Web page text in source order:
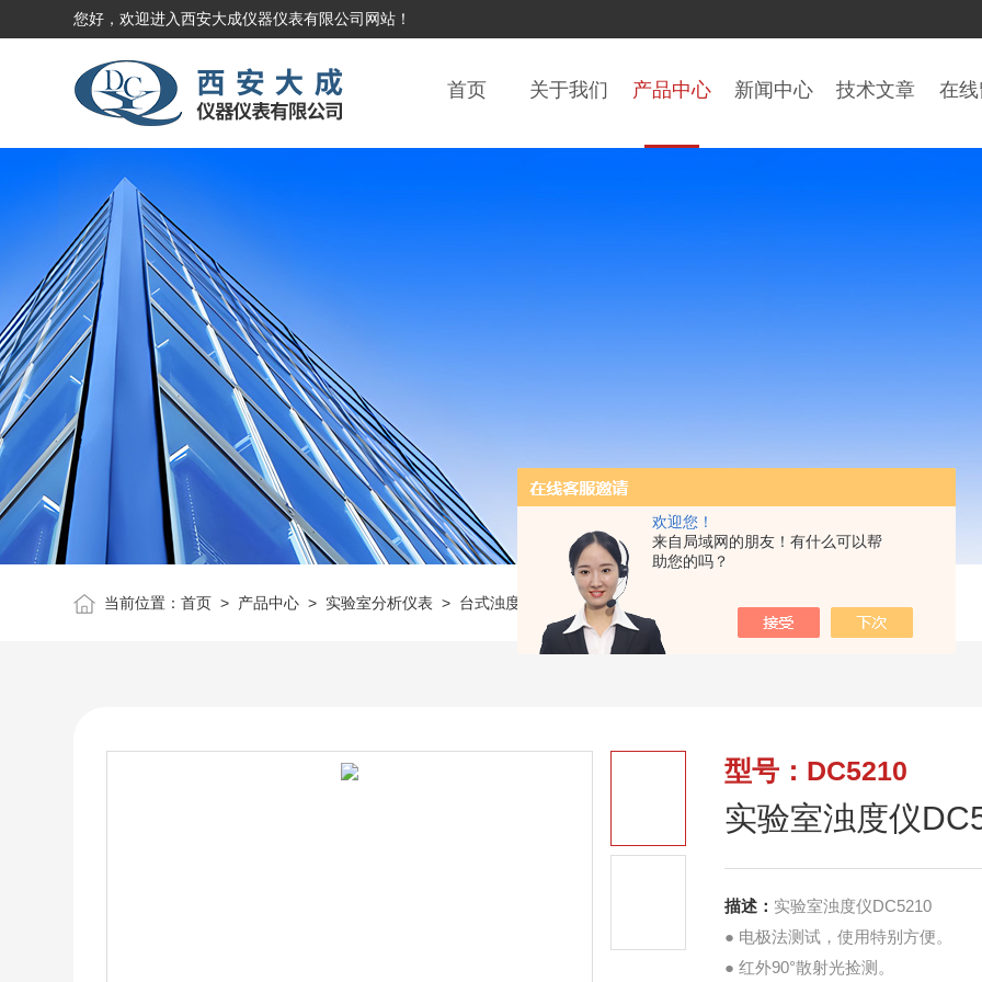
欢迎您！
来自局域网的朋友！有什么可以帮
助您的吗？
您好，欢迎进入西安大成仪器仪表有限公司网站！
首页 关于我们 产品中心 新闻中心 技术文章 在
当前位置：首页 > 产品中心 > 实验室分析仪表 > 台式浊度仪 DC5210实验室浊度仪DC5210
型号：DC5210
实验室浊度仪
描述： 实验室浊度仪DC5210
● 电极法测试，使用特别方便。
● 红外90°散射光捡测。